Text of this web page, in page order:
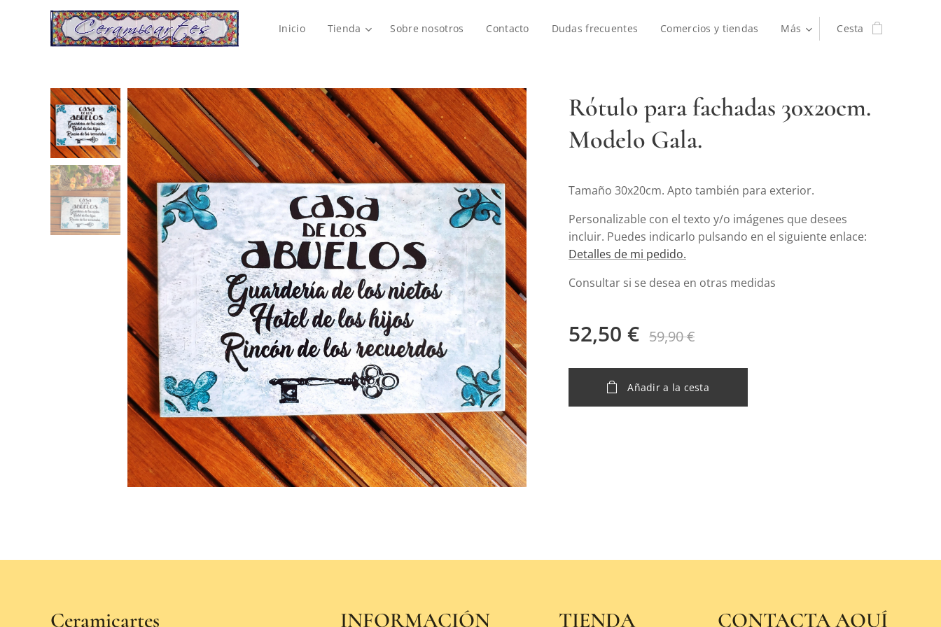
Inicio Tienda Sobre nosotros Contacto Dudas frecuentes Comercios y tiendas Más Cesta
Rótulo para fachadas 30x20cm.
Modelo Gala.
Tamaño 30x20cm. Apto también para exterior.
Personalizable con el texto y/o imágenes que desees
incluir. Puedes indicarlo pulsando en el siguiente enlace:
Detalles de mi pedido.
Consultar si se desea en otras medidas
52,50 € 59,90€
Añadir a la cesta
Ceramicartes INFORMACIÓN TIENDA CONTACTA AQUÍ